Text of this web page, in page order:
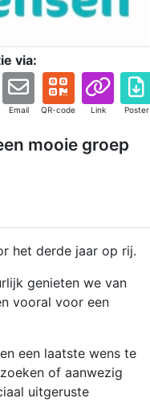
via:
Email QR-code Link Poster
mooie groep
het derde jaar op rij.
genieten we van
vooral voor een
een laatste wens te
of aanwezig
uitgeruste